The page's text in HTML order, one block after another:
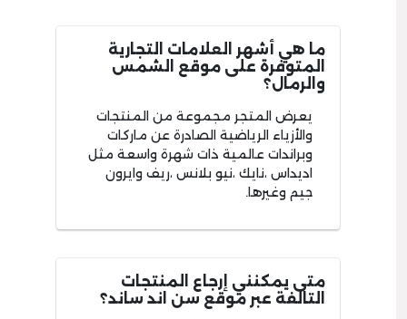
ما هي أشهر العلامات التجارية
المتوفرة على موقع الشمس
والرمال؟
يعرض المتجر مجموعة من المنتجات
والأزياء الرياضية الصادرة عن ماركات
وبراندات عالمية ذات شهرة واسعة مثل
اديداس ،نايك ،نيو بلانس ،ريف وايرون
جيم وغيرها.
متى يمكنني إرجاع المنتجات
التالفة عبر موقع سن اند ساند؟